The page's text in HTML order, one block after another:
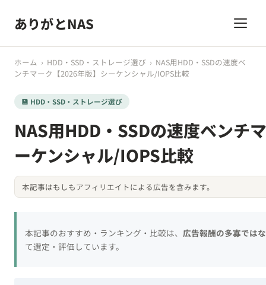
ありがとNAS
ホーム › HDD・SSD・ストレージ選び › NAS用HDD・SSDの速度ベ
ンチマーク【2026年版】シーケンシャル/IOPS比較
💾 HDD・SSD・ストレージ選び
NAS用HDD・SSDの速度ベンチ
ーケンシャル/IOPS比較
本記事はもしもアフィリエイトによる広告を含みます。
本記事のおすすめ・ランキング・比較は、 広告報酬の多寡では
て選定・評価しています。